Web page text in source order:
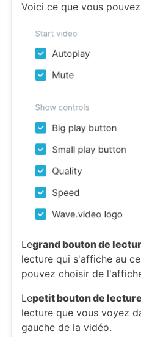
Voici ce que vous
Legrand bouton de
lecture qui s'affiche au
pouvez choisir de
Lepetit bouton de lecture
lecture que vous voyez
gauche de la vidéo.